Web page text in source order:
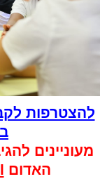
להצטרפות
מעוניינים
האדום